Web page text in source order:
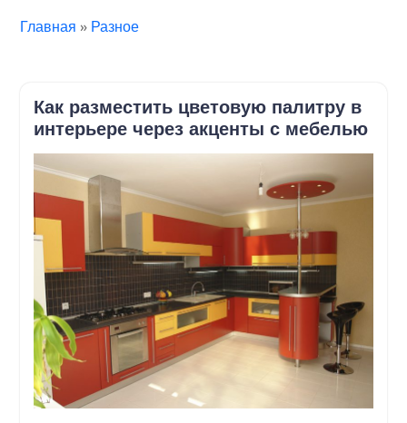
Главная » Разное
Как разместить цветовую палитру в
интерьере через акценты с мебелью